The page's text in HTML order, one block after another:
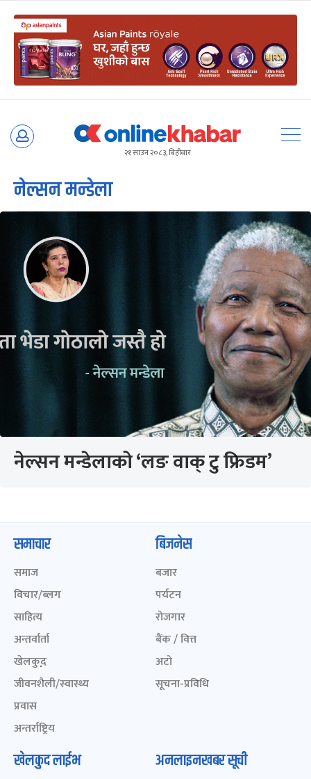
Skip
२१ साउन २०८३, बिहीबार
नेल्सन मन्डेला
नेल्सन मन्डेलाको ‘लङ वाक् टु फ्रिडम’
समाचार
समाज
विचार/ब्लग
साहित्य
अन्तर्वार्ता
खेलकुद़़
जीवनशैली/स्वास्थ्य
प्रवास
अन्तर्राष्ट्रिय
बिजनेस
बजार
पर्यटन
रोजगार
बैंक / वित्त
अटो
सूचना-प्रविधि
खेलकुद लाईभ अनलाइनखबर सूची